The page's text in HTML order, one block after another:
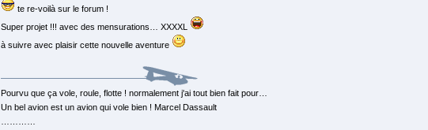
te re-voilà sur le forum !
Super projet !!! avec des mensurations… XXXXL
à suivre avec plaisir cette nouvelle aventure
Pourvu que ça vole, roule, flotte ! normalement j'ai tout bien fait pour…
Un bel avion est un avion qui vole bien ! Marcel Dassault